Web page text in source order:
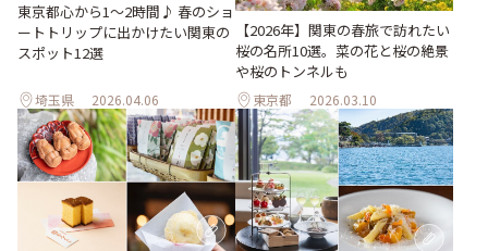
東京都心から1〜2時間♪ 春のショ
ートトリップに出かけたい関東の
スポット12選
埼玉県 2026.04.06
【2026年】関東の春旅で訪れたい
桜の名所10選。菜の花と桜の絶景
や桜のトンネルも
東京都 2026.03.10